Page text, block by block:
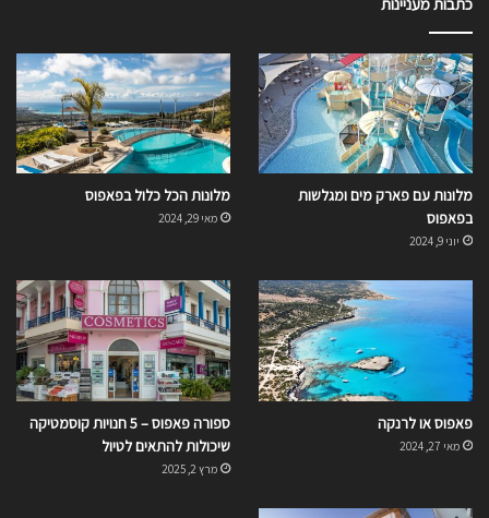
מלונות עם פארק מים ומגלשות
בפאפוס
יוני 9, 2024
מלונות הכל כלול בפאפוס
מאי 29, 2024
פאפוס או לרנקה
מאי 27, 2024
ספורה פאפוס – 5 חנויות קוסמטיקה
שיכולות להתאים לטיול
מרץ 2, 2025